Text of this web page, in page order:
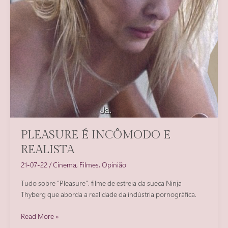
PLEASURE É INCÔMODO E
REALISTA
21-07-22 /Cinema, Filmes, Opinião
Tudo sobre “Pleasure”, filme de estreia da sueca Ninja
Thyberg que aborda a realidade da indústria pornográfica.
Pleasure
Read More »